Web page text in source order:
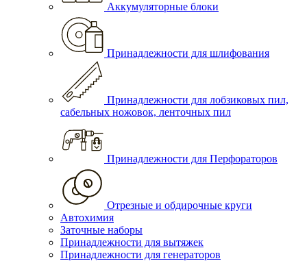
Аккумуляторные блоки
Принадлежности для шлифования
Принадлежности для лобзиковых пил,
сабельных ножовок, ленточных пил
Принадлежности для Перфораторов
Отрезные и обдирочные круги
Автохимия
Заточные наборы
Принадлежности для вытяжек
Принадлежности для генераторов